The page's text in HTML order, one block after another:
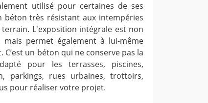
utilisé pour certaines de ses
très résistant aux intempéries
L'exposition intégrale est non
permet également à lui-même
un béton qui ne conserve pas la
pour les terrasses, piscines,
parkings, rues urbaines, trottoirs,
pour réaliser votre projet.